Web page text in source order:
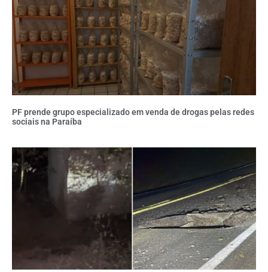
PF prende grupo especializado em venda de drogas pelas redes
sociais na Paraíba